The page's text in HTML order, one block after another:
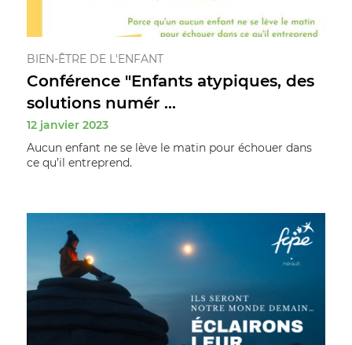
BIEN-ÊTRE DE L'ENFANT
Conférence "Enfants atypiques, des
solutions numér ...
12 janvier 2023
Aucun enfant ne se lève le matin pour échouer dans
ce qu’il entreprend.